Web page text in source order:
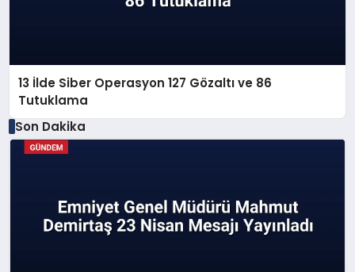
13 İlde Siber Operasyon 127 Gözaltı ve 86
Tutuklama
Son Dakika